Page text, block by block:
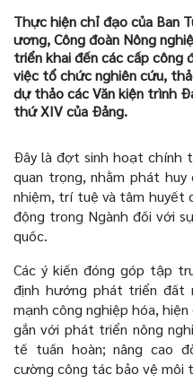
Thực hiện chỉ đạo của Ban
ương, Công đoàn Nông
triển khai đến các cấp công
việc tổ chức nghiên cứu,
dự thảo các Văn kiện trình
thứ XIV của Đảng.
Đây là đợt sinh hoạt chính
quan trọng, nhằm phát
nhiệm, trí tuệ và tâm huyết
động trong Ngành đối với
quốc.
Các ý kiến đóng góp tập
định hướng phát triển đất
mạnh công nghiệp hóa,
gắn với phát triển nông
tế tuần hoàn; nâng cao
cường công tác bảo vệ môi